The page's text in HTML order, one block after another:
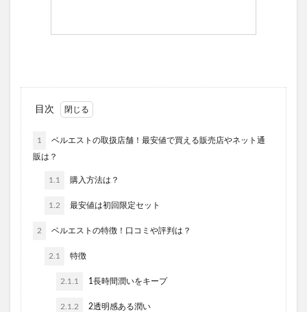
目次
1
ベルエストの取扱店舗！最安値で買える販売店やネット通
販は？
1.1 購入方法は？
1.2 最安値は初回限定セット
2 ベルエストの特徴！口コミや評判は？
2.1 特徴
2.1.1 1長時間潤いをキープ
2.1.2 2透明感ある潤い